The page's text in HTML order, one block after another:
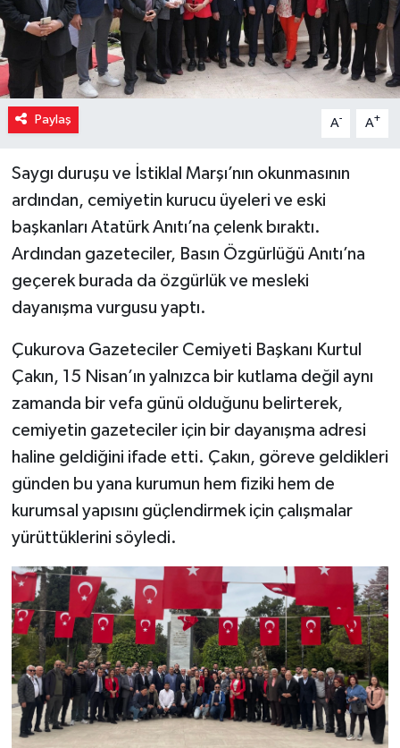
Paylaş A- A+
Saygı duruşu ve İstiklal Marşı’nın okunmasının
ardından, cemiyetin kurucu üyeleri ve eski
başkanları Atatürk Anıtı’na çelenk bıraktı.
Ardından gazeteciler, Basın Özgürlüğü Anıtı’na
geçerek burada da özgürlük ve mesleki
dayanışma vurgusu yaptı.
Çukurova Gazeteciler Cemiyeti Başkanı Kurtul
Çakın, 15 Nisan’ın yalnızca bir kutlama değil aynı
zamanda bir vefa günü olduğunu belirterek,
cemiyetin gazeteciler için bir dayanışma adresi
haline geldiğini ifade etti. Çakın, göreve geldikleri
günden bu yana kurumun hem fiziki hem de
kurumsal yapısını güçlendirmek için çalışmalar
yürüttüklerini söyledi.